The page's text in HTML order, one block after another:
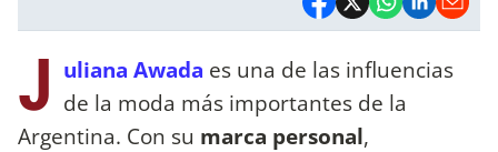
J uliana Awada es una de las influencias
de la moda más importantes de la
Argentina. Con su marca personal,